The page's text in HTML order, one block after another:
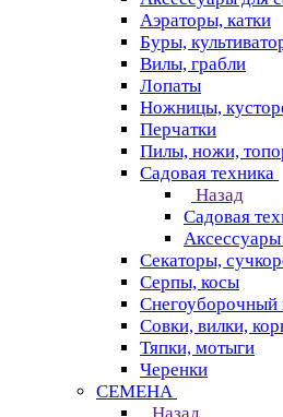
Аэраторы, катки
Буры,
Вилы, грабли
Лопаты
Ножницы,
Перчатки
Пилы, ножи,
Садовая техника
Назад
Садовая
Секаторы,
Серпы, косы
Снегоуборочный
Совки, вилки,
Тяпки, мотыги
Черенки
СЕМЕНА